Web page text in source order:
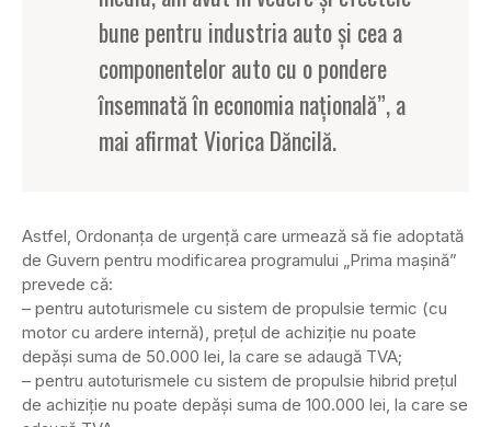
bune pentru industria auto şi cea a
componentelor auto cu o pondere
însemnată în economia naţională”, a
mai afirmat Viorica Dăncilă.
Astfel, Ordonanţa de urgenţă care urmează să fie adoptată
de Guvern pentru modificarea programului „Prima maşină”
prevede că:
– pentru autoturismele cu sistem de propulsie termic (cu
motor cu ardere internă), preţul de achiziţie nu poate
depăşi suma de 50.000 lei, la care se adaugă TVA;
– pentru autoturismele cu sistem de propulsie hibrid preţul
de achiziţie nu poate depăşi suma de 100.000 lei, la care se